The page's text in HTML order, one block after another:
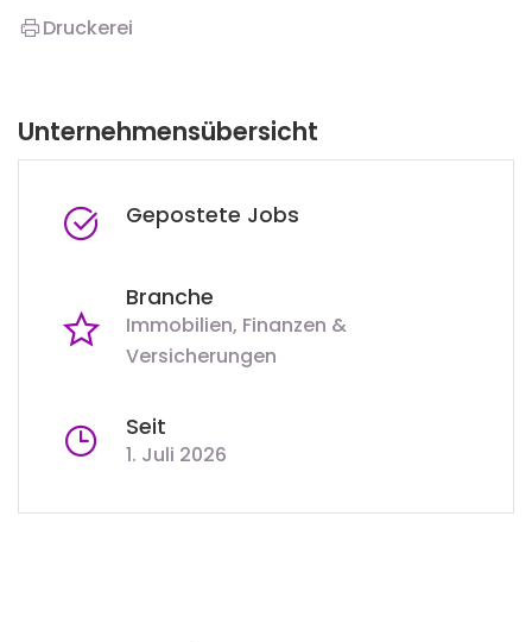
Druckerei
Unternehmensübersicht
Gepostete Jobs
Branche
Immobilien, Finanzen &
Versicherungen
Seit
1. Juli 2026